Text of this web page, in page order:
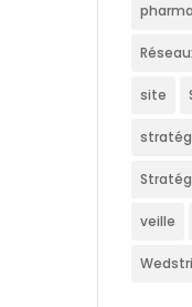
site
veille